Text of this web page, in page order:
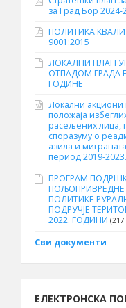
за Град Бор 2024-
ПОЛИТИКА
9001:2015
ЛОКАЛНИ ПЛАН
ОТПАДОМ ГРАДА
ГОДИНЕ
Локални
положаја
расељених лица,
споразуму о
азила и
период 2019-
ПРОГРАМ
ПОЉОПРИВРЕДНЕ
ПОЛИТИКЕ
ПОДРУЧЈЕ
2022. ГОДИНИ
Сви документи
ЕЛЕКТРОНСКА